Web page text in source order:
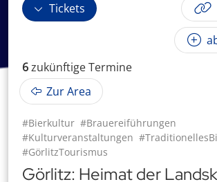
Tickets
6zukünftigeTermine
Zur Area
#Bierkultur #Brauereiführungen
#Kulturveranstaltungen
#GörlitzTourismus
Görlitz: Heimat der